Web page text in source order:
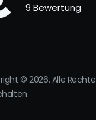
9 Bewertung
© 2026. Alle Rechte